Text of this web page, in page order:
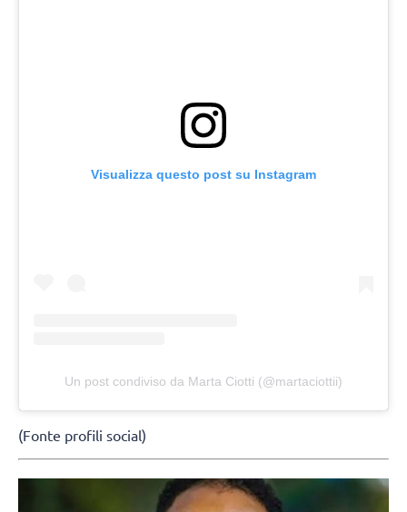
Visualizza questo post su Instagram
Un post condiviso da Marta Ciotti (@martaciottii)
(Fonte profili social)